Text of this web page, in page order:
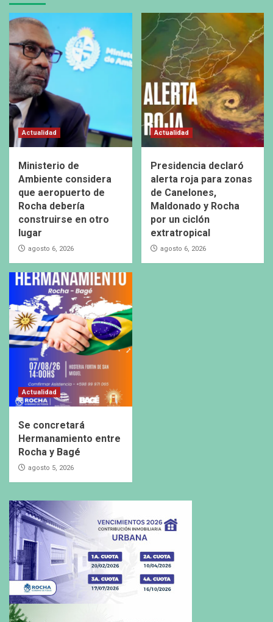
Actualidad
Ministerio de
Ambiente considera
que aeropuerto de
Rocha debería
construirse en otro
lugar
agosto 6, 2026
Actualidad
Presidencia declaró
alerta roja para zonas
de Canelones,
Maldonado y Rocha
por un ciclón
extratropical
agosto 6, 2026
Actualidad
Se concretará
Hermanamiento entre
Rocha y Bagé
agosto 5, 2026